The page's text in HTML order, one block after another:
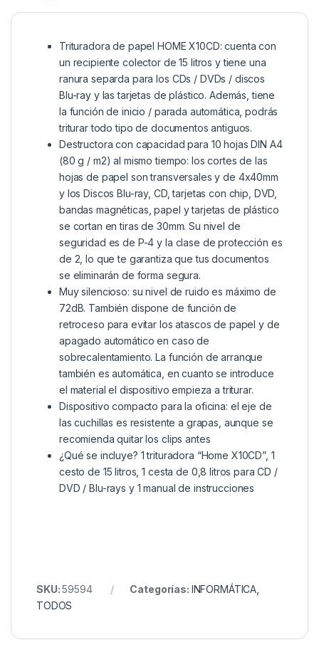
Trituradora de papel HOME X10CD: cuenta con
un recipiente colector de 15 litros y tiene una
ranura separda para los CDs / DVDs / discos
Blu-ray y las tarjetas de plástico. Además, tiene
la función de inicio / parada automática, podrás
triturar todo tipo de documentos antiguos.
Destructora con capacidad para 10 hojas DIN A4
(80 g / m2) al mismo tiempo: los cortes de las
hojas de papel son transversales y de 4x40mm
y los Discos Blu-ray, CD, tarjetas con chip, DVD,
bandas magnéticas, papel y tarjetas de plástico
se cortan en tiras de 30mm. Su nivel de
seguridad es de P-4 y la clase de protección es
de 2, lo que te garantiza que tus documentos
se eliminarán de forma segura.
Muy silencioso: su nivel de ruido es máximo de
72dB. También dispone de función de
retroceso para evitar los atascos de papel y de
apagado automático en caso de
sobrecalentamiento. La función de arranque
también es automática, en cuanto se introduce
el material el dispositivo empieza a triturar.
Dispositivo compacto para la oficina: el eje de
las cuchillas es resistente a grapas, aunque se
recomienda quitar los clips antes
¿Qué se incluye? 1 trituradora “Home X10CD”, 1
cesto de 15 litros, 1 cesta de 0,8 litros para CD /
DVD / Blu-rays y 1 manual de instrucciones
SKU:59594 Categorías: INFORMÁTICA,
TODOS